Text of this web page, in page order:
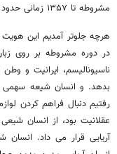
مشروطه تا ۱۳۵۷ زمانی حدود ۹۰ سال جامعه‌ی ایران درگیر انسان آریایی بود.
هرچه جلوتر آمدیم این
در دوره مشروطه بر روی
ناسیونالیسم، ایرانیت و
بدهد. و انسان شیعه سهمی
رفتیم دنبال فراهم کردن
عقلانیت بود، از انسان
آریایی قرار می داد.